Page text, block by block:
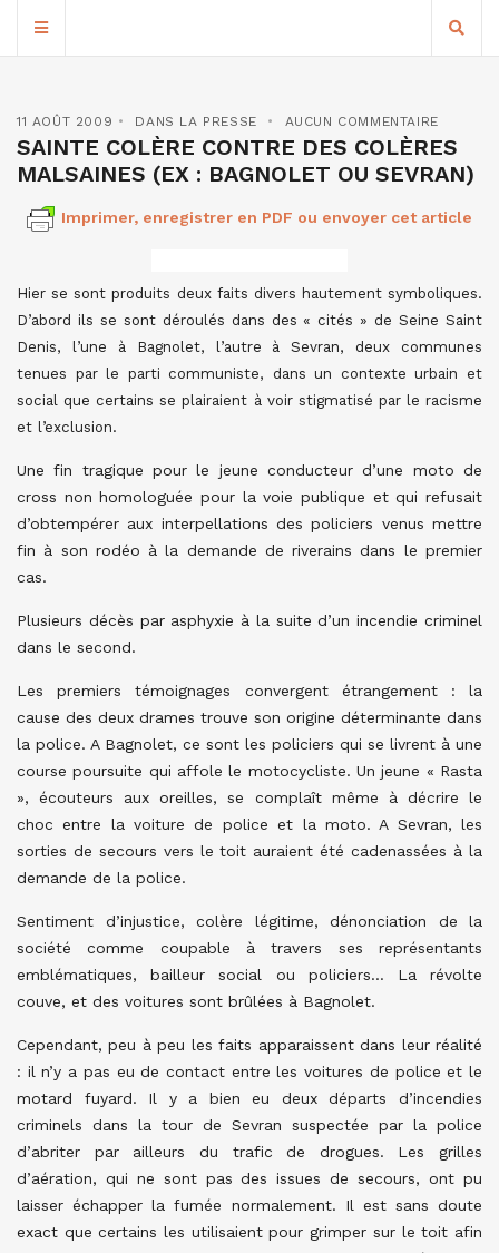
11 AOÛT 2009 DANS LA PRESSE AUCUN COMMENTAIRE
SAINTE COLÈRE CONTRE DES COLÈRES
MALSAINES (EX : BAGNOLET OU SEVRAN)
Imprimer, enregistrer en PDF ou envoyer cet article
Hier se sont produits deux faits divers hautement symboliques.
D’abord ils se sont déroulés dans des « cités » de Seine Saint
Denis, l’une à Bagnolet, l’autre à Sevran, deux communes
tenues par le parti communiste, dans un contexte urbain et
social que certains se plairaient à voir stigmatisé par le racisme
et l’exclusion.
Une fin tragique pour le jeune conducteur d’une moto de
cross non homologuée pour la voie publique et qui refusait
d’obtempérer aux interpellations des policiers venus mettre
fin à son rodéo à la demande de riverains dans le premier
cas.
Plusieurs décès par asphyxie à la suite d’un incendie criminel
dans le second.
Les premiers témoignages convergent étrangement : la
cause des deux drames trouve son origine déterminante dans
la police. A Bagnolet, ce sont les policiers qui se livrent à une
course poursuite qui affole le motocycliste. Un jeune « Rasta
», écouteurs aux oreilles, se complaît même à décrire le
choc entre la voiture de police et la moto. A Sevran, les
sorties de secours vers le toit auraient été cadenassées à la
demande de la police.
Sentiment d’injustice, colère légitime, dénonciation de la
société comme coupable à travers ses représentants
emblématiques, bailleur social ou policiers… La révolte
couve, et des voitures sont brûlées à Bagnolet.
Cependant, peu à peu les faits apparaissent dans leur réalité
: il n’y a pas eu de contact entre les voitures de police et le
motard fuyard. Il y a bien eu deux départs d’incendies
criminels dans la tour de Sevran suspectée par la police
d’abriter par ailleurs du trafic de drogues. Les grilles
d’aération, qui ne sont pas des issues de secours, ont pu
laisser échapper la fumée normalement. Il est sans doute
exact que certains les utilisaient pour grimper sur le toit afin